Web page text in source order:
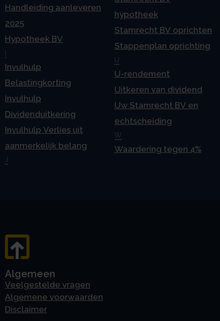
Handleiding aanleveren
2025
Hypotheek BV
Invulhulp
Belastingkorting
Invulhulp
Dividenduitkering
Invulhulp Verlies uit
aanmerkelijk belang
hypotheek
Stamrecht BV oprichten
Stappenplan oprichting
U
U-rendement
Uitkeren van dividend
Uw Stamrecht BV en
echtscheiding
W
Waardering tegen 4%
Algemeen
Veelgestelde vragen
Algemene voorwaarden
Disclaimer